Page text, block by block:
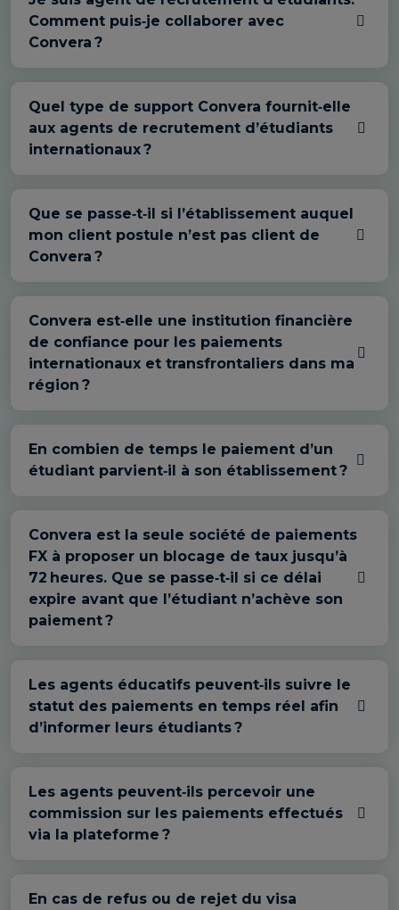
Comment puis‑je collaborer avec
Convera ?
Quel type de support Convera fournit‑elle
aux agents de recrutement d’étudiants
internationaux ?
Que se passe‑t‑il si l’établissement auquel
mon client postule n’est pas client de
Convera ?
Convera est‑elle une institution financière
de confiance pour les paiements
internationaux et transfrontaliers dans ma
région ?
En combien de temps le paiement d’un
étudiant parvient‑il à son établissement ?
Convera est la seule société de paiements
FX à proposer un blocage de taux jusqu’à
72 heures. Que se passe‑t‑il si ce délai
expire avant que l’étudiant n’achève son
paiement ?
Les agents éducatifs peuvent‑ils suivre le
statut des paiements en temps réel afin
d’informer leurs étudiants ?
Les agents peuvent‑ils percevoir une
commission sur les paiements effectués
via la plateforme ?
En cas de refus ou de rejet du visa